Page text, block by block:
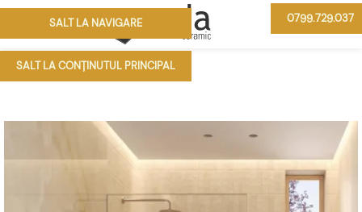
SALT LA NAVIGARE
SALT LA CONȚINUTUL PRINCIPAL
0799.729.037